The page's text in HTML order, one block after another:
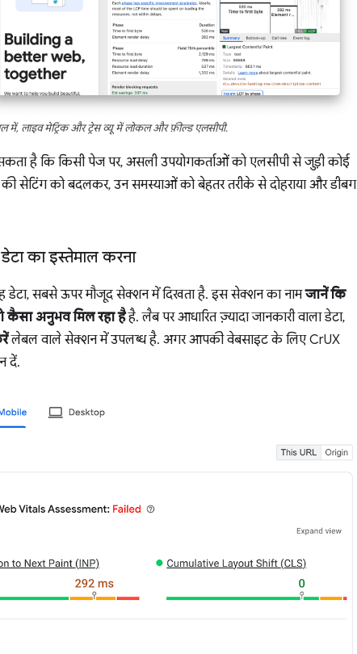
में, लाइव मेट्रिक और ट्रेस व्यू में लोकल और फ़ील्ड एलसीपी.
है कि किसी पेज पर, असली उपयोगकर्ताओं को एलसीपी से जुड़ी कोई
सेटिंग को बदलकर, उन समस्याओं को बेहतर तरीके से दोहराया और डीबग
का इस्तेमाल करना
डेटा, सबसे ऊपर मौजूद सेक्शन में दिखता है. इस सेक्शन का नामजानें कि
कैसा अनुभव मिल रहा हैहै. लैब पर आधारित ज़्यादा जानकारी वाला डेटा,
लेबल वाले सेक्शन में उपलब्ध है. अगर आपकी वेबसाइट के लिए CrUX
दें.